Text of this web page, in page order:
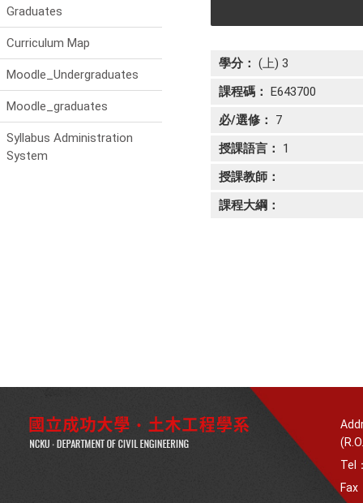
Graduates
Curriculum Map
Moodle_Undergraduates
Moodle_graduates
Syllabus Administration
System
學分： (上) 3
課程碼： E643700
必/選修：
7
授課語言：
1
授課教師：
課程大綱：
Tel
Fax